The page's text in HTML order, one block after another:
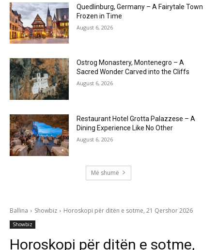
Quedlinburg, Germany – A Fairytale Town
Frozen in Time
August 6, 2026
Ostrog Monastery, Montenegro – A
Sacred Wonder Carved into the Cliffs
August 6, 2026
Restaurant Hotel Grotta Palazzese – A
Dining Experience Like No Other
August 6, 2026
Më shumë